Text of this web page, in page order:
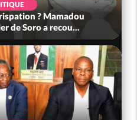
? Mamadou
de Soro a recou...